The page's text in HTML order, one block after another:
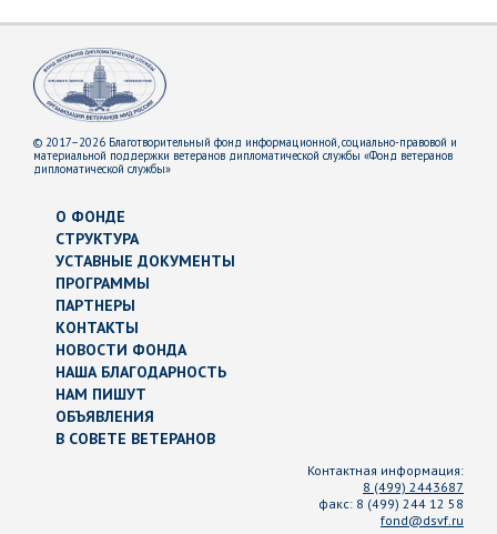
© 2017–2026 Благотворительный фонд информационной, социально-правовой и
материальной поддержки ветеранов дипломатической службы «Фонд ветеранов
дипломатической службы»
О ФОНДЕ
СТРУКТУРА
УСТАВНЫЕ ДОКУМЕНТЫ
ПРОГРАММЫ
ПАРТНЕРЫ
КОНТАКТЫ
НОВОСТИ ФОНДА
НАША БЛАГОДАРНОСТЬ
НАМ ПИШУТ
ОБЪЯВЛЕНИЯ
В СОВЕТЕ ВЕТЕРАНОВ
Контактная информация:
8 (499) 2443687
факс: 8 (499) 244 12 58
fond@dsvf.ru